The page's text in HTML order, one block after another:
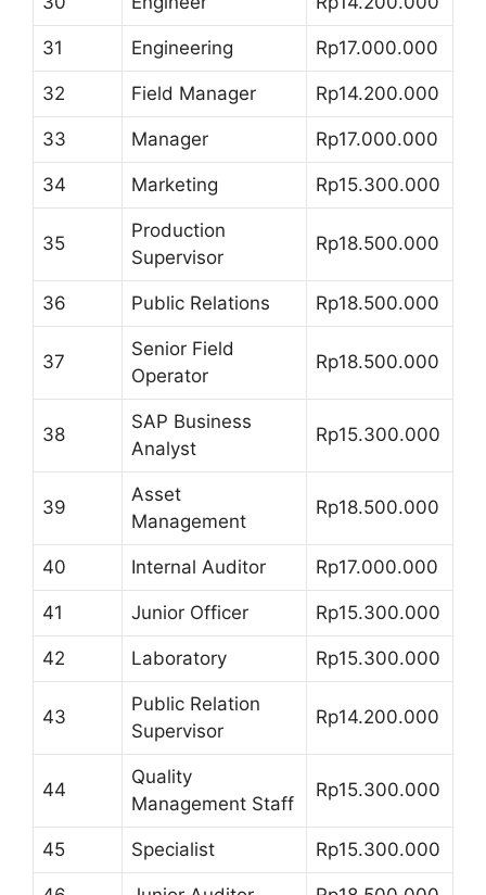
31 Engineering Rp17.000.000
32 Field Manager Rp14.200.000
33 Manager Rp17.000.000
34 Marketing Rp15.300.000
35
Production
Supervisor
Rp18.500.000
36 Public Relations Rp18.500.000
37
Senior Field
Operator
Rp18.500.000
38
SAP Business
Analyst
Rp15.300.000
39
Asset
Management
Rp18.500.000
40 Internal Auditor Rp17.000.000
41 Junior Officer Rp15.300.000
42 Laboratory Rp15.300.000
43
Public Relation
Supervisor
Rp14.200.000
44
Quality
Management Staff
Rp15.300.000
45 Specialist Rp15.300.000